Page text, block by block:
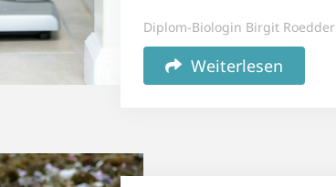
Diplom-Biologin Birgit Roedder
Weiterlesen